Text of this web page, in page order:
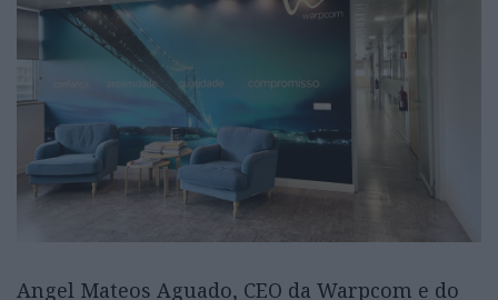
Angel Mateos Aguado, CEO da Warpcom e do